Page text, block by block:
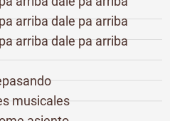
arriba dale pa arriba
arriba dale pa arriba
musicales